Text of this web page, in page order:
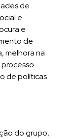
de
e
e
de
melhora na
de políticas
do grupo,